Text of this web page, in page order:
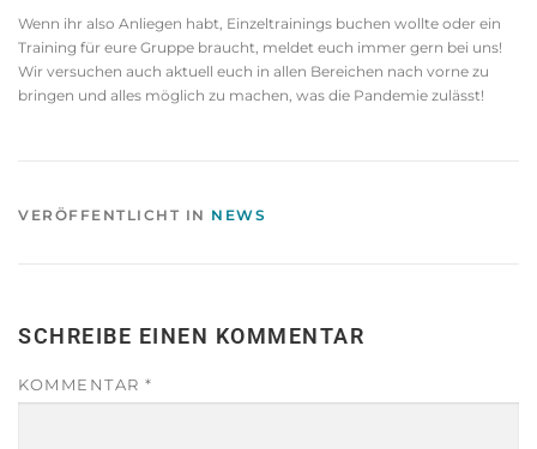
Wenn ihr also Anliegen habt, Einzeltrainings buchen wollte oder ein
Training für eure Gruppe braucht, meldet euch immer gern bei uns!
Wir versuchen auch aktuell euch in allen Bereichen nach vorne zu
bringen und alles möglich zu machen, was die Pandemie zulässt!
VERÖFFENTLICHT IN NEWS
SCHREIBE EINEN KOMMENTAR
KOMMENTAR *